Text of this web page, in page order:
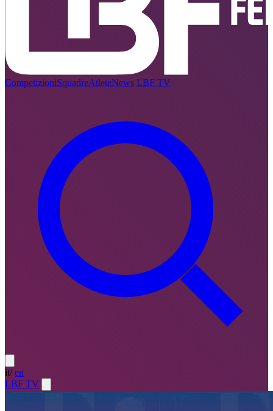
CompetizioniSquadreAtleteNews LBF TV
it/ en
LBF TV